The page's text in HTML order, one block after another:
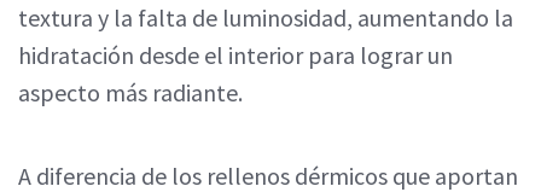
textura y la falta de luminosidad, aumentando la
hidratación desde el interior para lograr un
aspecto más radiante.
A diferencia de los rellenos dérmicos que aportan